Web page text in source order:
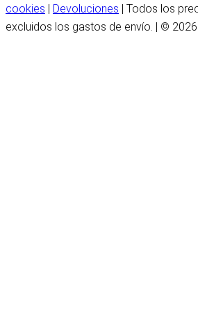
cookies
Devoluciones | Todos los
excluidos los gastos de envío. | ©